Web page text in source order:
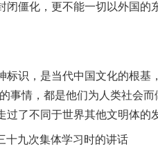
僵化，更不能一切以外国的
识，是当代中国文化的根基
事情，都是他们为人类社会
了不同于世界其他文明体的
九次集体学习时的讲话